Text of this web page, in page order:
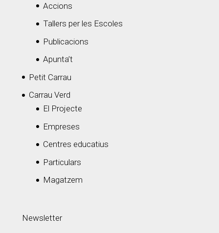
Accions
Tallers per les Escoles
Publicacions
Apunta’t
Petit Carrau
Carrau Verd
El Projecte
Empreses
Centres educatius
Particulars
Magatzem
Newsletter